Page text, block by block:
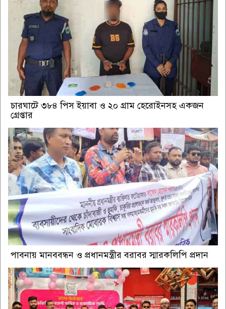
চারঘাটে ৩৮৪ পিস ইয়াবা ও ২০ গ্রাম হেরোইনসহ একজন
গ্রেপ্তার
পাবনায় মানববন্ধন ও প্রধানমন্ত্রীর বরাবর স্মারকলিপি প্রদান